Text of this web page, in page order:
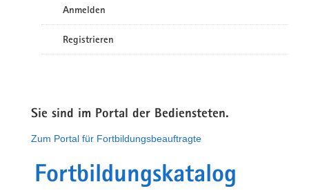
Anmelden
Registrieren
Sie sind im Portal der Bediensteten.
Zum Portal für Fortbildungsbeauftragte
Fortbildungskatalog